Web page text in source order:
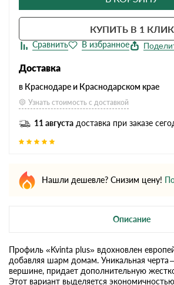
КУПИТЬ В 1 КЛИК
Доставка
в Краснодаре и Краснодарском крае
Узнать стоимость с доставкой
11 августа доставка при заказе
Нашли дешевле? Снизим цену!
Описание
Профиль «Kvinta plus» вдохновлен
добавляя шарм домам. Уникальная черта
вершине, придает дополнительную
Этот вариант выделяется